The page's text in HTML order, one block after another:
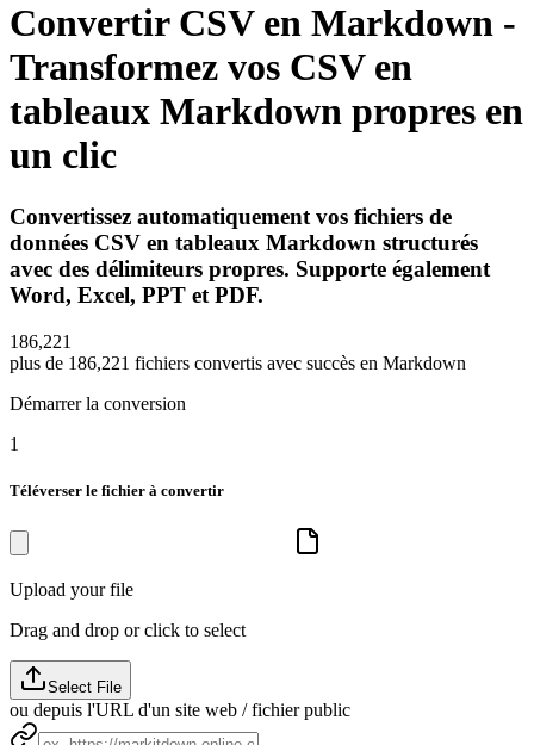
Convertir CSV en Markdown -
Transformez vos CSV en
tableaux Markdown propres en
un clic
Convertissez automatiquement vos fichiers de
données CSV en tableaux Markdown structurés
avec des délimiteurs propres. Supporte également
Word, Excel, PPT et PDF.
186,221
plus de 186,221 fichiers convertis avec succès en Markdown
Démarrer la conversion
1
Téléverser le fichier à convertir
Upload your file
Drag and drop or click to select
Select File
ou depuis l'URL d'un site web / fichier public